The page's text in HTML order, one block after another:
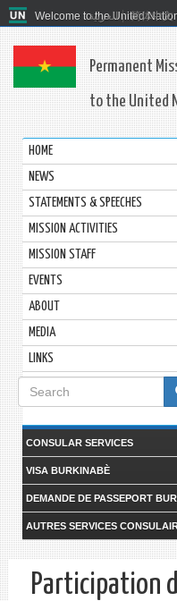
Welcome to the United
العربية 简体中文
Permanent
to the United
HOME
NEWS
STATEMENTS & SPEECHES
MISSION ACTIVITIES
MISSION STAFF
EVENTS
ABOUT
MEDIA
LINKS
Search
form
Search
CONSULAR SERVICES
VISA BURKINABÈ
DEMANDE DE PASSEPORT
AUTRES SERVICES
Participation